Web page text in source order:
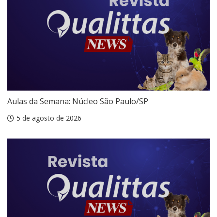
Aulas da Semana: Núcleo São Paulo/SP
5 de agosto de 2026